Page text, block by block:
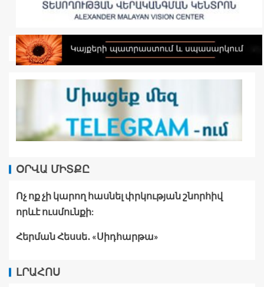
ՕՐՎԱ ՄԻՏՔԸ
Ոչ ոք չի կարող հասնել փրկության շնորհիվ
որևէ ուսմունքի:
Հերման Հեսսե․ «Սիդհարթա»
ԼՐԱՀՈՍ